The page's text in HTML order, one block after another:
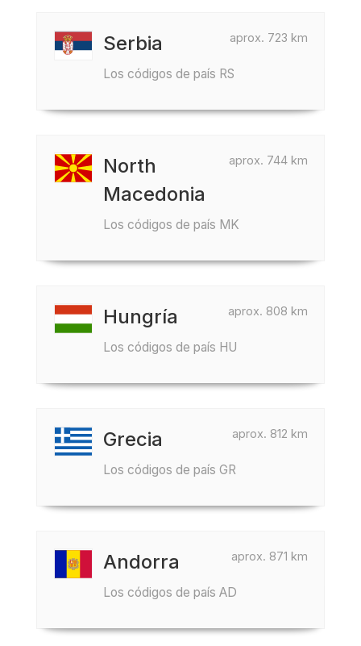
aprox. 723 km
Serbia
Los códigos de país RS
aprox. 744 km
North
Macedonia
Los códigos de país MK
aprox. 808 km
Hungría
Los códigos de país HU
aprox. 812 km
Grecia
Los códigos de país GR
aprox. 871 km
Andorra
Los códigos de país AD